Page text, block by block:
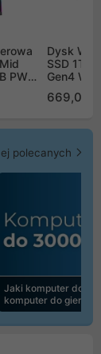
PWM
Dysk WD
SSD 1TB
Gen4
669,00
polecanych
Jaki komputer do
komputer do gier |